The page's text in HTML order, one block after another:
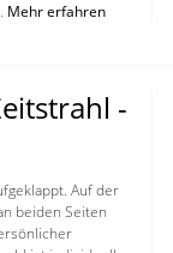
Mehr erfahren
-
Auf der
beiden Seiten